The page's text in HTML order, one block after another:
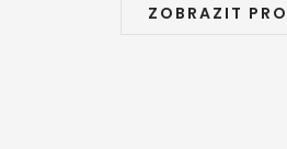
ZOBRAZIT